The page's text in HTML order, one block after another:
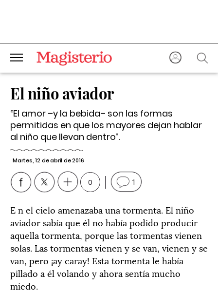
El niño aviador
“El amor –y la bebida– son las formas
permitidas en que los mayores dejan hablar
al niño que llevan dentro”.
Martes, 12 de abril de 2016
0 1
E n el cielo amenazaba una tormenta. El niño
aviador sabía que él no había podido producir
aquella tormenta, porque las tormentas vienen
solas. Las tormentas vienen y se van, vienen y se
van, pero ¡ay caray! Esta tormenta le había
pillado a él volando y ahora sentía mucho
miedo.